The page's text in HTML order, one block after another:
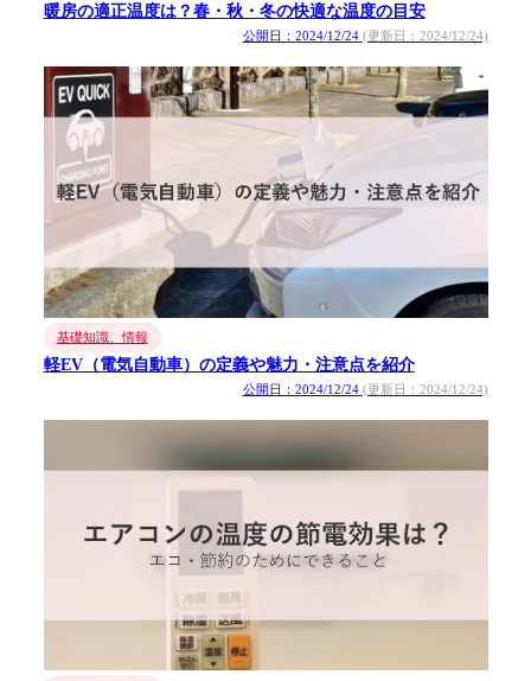
暖房の適正温度は？春・秋・冬の快適な温度の目安
公開日：2024/12/24 (更新日：2024/12/24)
基礎知識、情報
軽EV（電気自動車）の定義や魅力・注意点を紹介
公開日：2024/12/24 (更新日：2024/12/24)